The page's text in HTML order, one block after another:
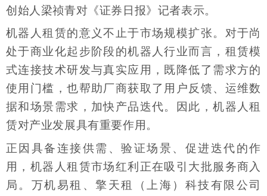
创始人梁祯青对《证券日报》记者表示。
机器人租赁的意义不止于市场规模扩张。对于尚
处于商业化起步阶段的机器人行业而言，租赁模
式连接技术研发与真实应用，既降低了需求方的
使用门槛，也帮助厂商获取了用户反馈、运维数
据和场景需求，加快产品迭代。因此，机器人租
赁对产业发展具有重要作用。
正因具备连接供需、验证场景、促进迭代的作
用，机器人租赁市场红利正在吸引大批服务商入
局。万机易租、擎天租（上海）科技有限公司